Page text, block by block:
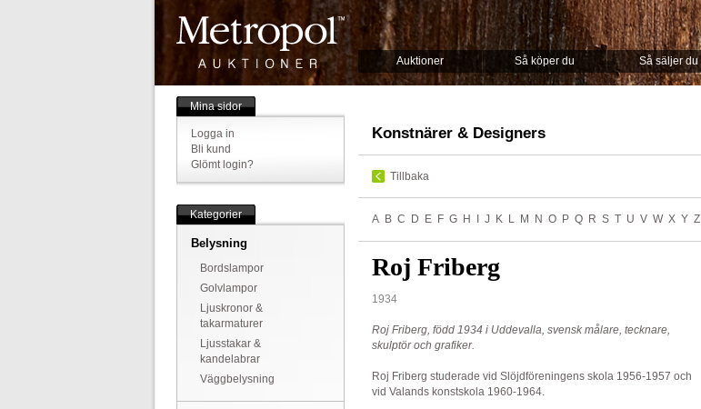
Auktioner Så köper du Så säljer du
Mina sidor
Logga in
Bli kund
Glömt login?
Kategorier
Belysning
Bordslampor
Golvlampor
Ljuskronor &
takarmaturer
Ljusstakar &
kandelabrar
Väggbelysning
Konstnärer & Designers
Tillbaka
A B C D E F G H J K L M N O P Q R S T U V W X Y Z
Roj Friberg
1934
Roj Friberg, född 1934 i Uddevalla, svensk målare, tecknare,
skulptör och grafiker.
Roj Friberg studerade vid Slöjdföreningens skola 1956-1957 och
vid Valands konstskola 1960-1964.